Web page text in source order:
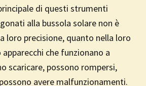
di questi strumenti
alla bussola solare non è
loro precisione, quanto nella loro
che funzionano a
scaricare, possono rompersi,
avere malfunzionamenti.